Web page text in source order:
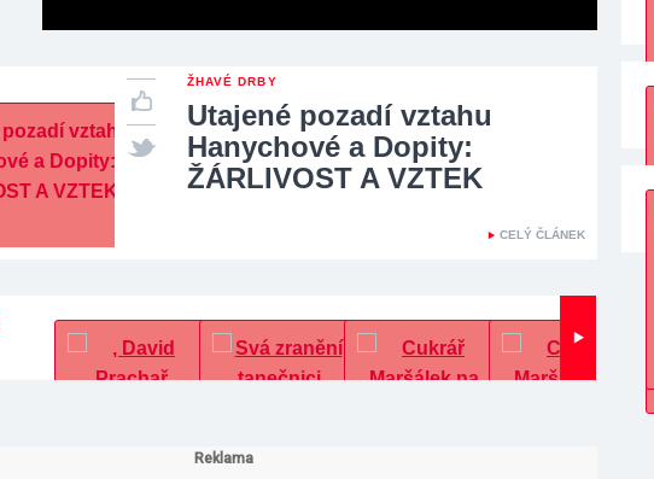
ŽHAVÉ DRBY
Utajené pozadí vztahu
Hanychové a Dopity:
ŽÁRLIVOST A VZTEK
CELÝ ČLÁNEK